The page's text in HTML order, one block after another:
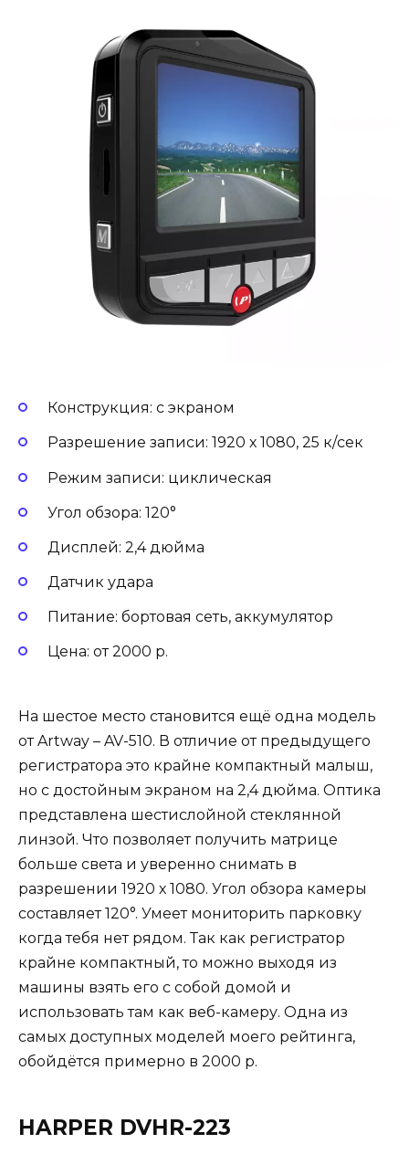
Конструкция: с экраном
Разрешение записи: 1920 х 1080, 25 к/сек
Режим записи: циклическая
Угол обзора: 120°
Дисплей: 2,4 дюйма
Датчик удара
Питание: бортовая сеть, аккумулятор
Цена: от 2000 р.
На шестое место становится ещё одна модель
от Artway – AV-510. В отличие от предыдущего
регистратора это крайне компактный малыш,
но с достойным экраном на 2,4 дюйма. Оптика
представлена шестислойной стеклянной
линзой. Что позволяет получить матрице
больше света и уверенно снимать в
разрешении 1920 х 1080. Угол обзора камеры
составляет 120°. Умеет мониторить парковку
когда тебя нет рядом. Так как регистратор
крайне компактный, то можно выходя из
машины взять его с собой домой и
использовать там как веб-камеру. Одна из
самых доступных моделей моего рейтинга,
обойдётся примерно в 2000 р.
HARPER DVHR-223